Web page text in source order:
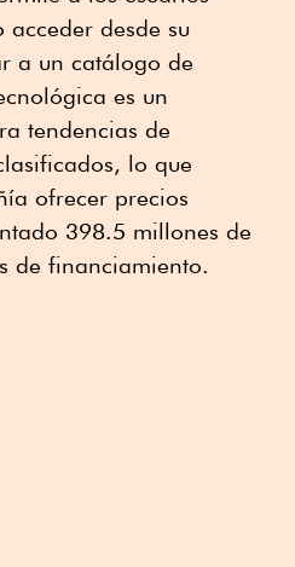
desde su
a un catálogo de
es un
tendencias de
lo que
ofrecer precios
398.5 millones de
de financiamiento.